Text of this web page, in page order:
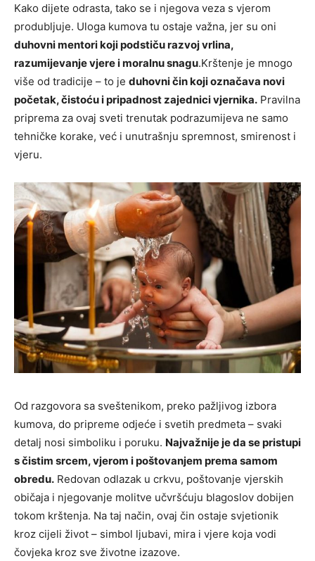
Kako dijete odrasta, tako se i njegova veza s vjerom
produbljuje. Uloga kumova tu ostaje važna, jer su oni
duhovni mentori koji podstiču razvoj vrlina,
razumijevanje vjere i moralnu snagu.Krštenje je mnogo
više od tradicije – to je duhovni čin koji označava novi
početak, čistoću i pripadnost zajednici vjernika. Pravilna
priprema za ovaj sveti trenutak podrazumijeva ne samo
tehničke korake, već i unutrašnju spremnost, smirenost i
vjeru.
Od razgovora sa sveštenikom, preko pažljivog izbora
kumova, do pripreme odjeće i svetih predmeta – svaki
detalj nosi simboliku i poruku. Najvažnije je da se pristupi
s čistim srcem, vjerom i poštovanjem prema samom
obredu. Redovan odlazak u crkvu, poštovanje vjerskih
običaja i njegovanje molitve učvršćuju blagoslov dobijen
tokom krštenja. Na taj način, ovaj čin ostaje svjetionik
kroz cijeli život – simbol ljubavi, mira i vjere koja vodi
čovjeka kroz sve životne izazove.